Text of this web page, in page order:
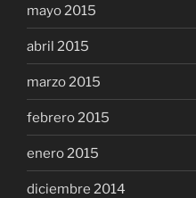
mayo 2015
abril 2015
marzo 2015
febrero 2015
enero 2015
diciembre 2014